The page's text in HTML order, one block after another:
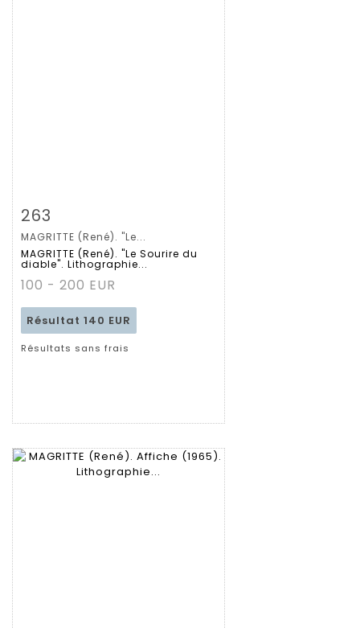
Fiche détaillée
263
MAGRITTE (René). "Le...
MAGRITTE (René). "Le Sourire du
diable". Lithographie...
100 - 200 EUR
Résultat 140 EUR
Résultats sans frais